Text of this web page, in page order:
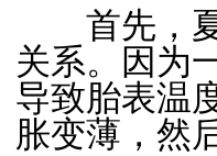
首先，夏
关系。因为
导致胎表温
胀变薄，然